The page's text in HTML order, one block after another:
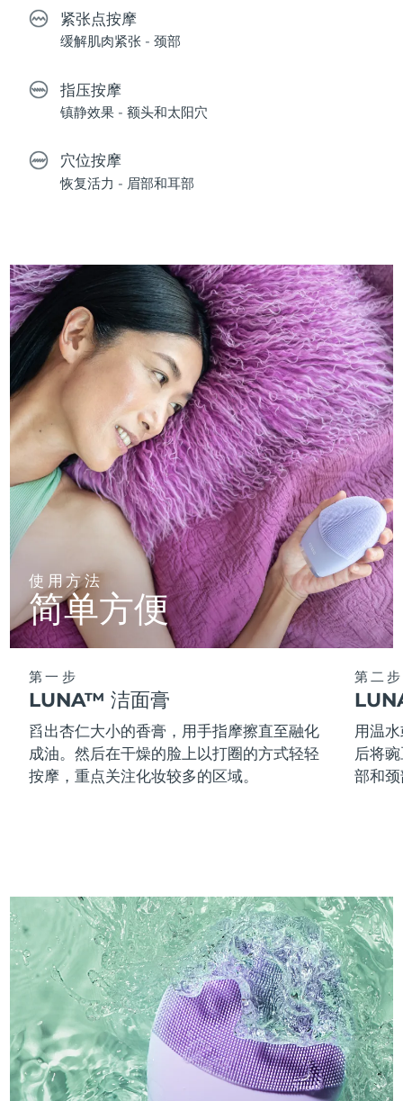
紧张点按摩
缓解肌肉紧张 - 颈部
指压按摩
镇静效果 - 额头和太阳穴
穴位按摩
恢复活力 - 眉部和耳部
使用方法
简单方便
第一步
LUNA™ 洁面膏
舀出杏仁大小的香膏，用手指摩擦直至融化
成油。然后在干燥的脸上以打圈的方式轻轻
按摩，重点关注化妆较多的区域。
第二步
用温
后将
部和